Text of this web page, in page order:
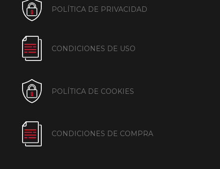
POLÍTICA DE PRIVACIDAD
CONDICIONES DE USO
POLÍTICA DE COOKIES
CONDICIONES DE COMPRA